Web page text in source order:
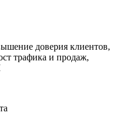
доверия клиентов,
трафика и продаж,